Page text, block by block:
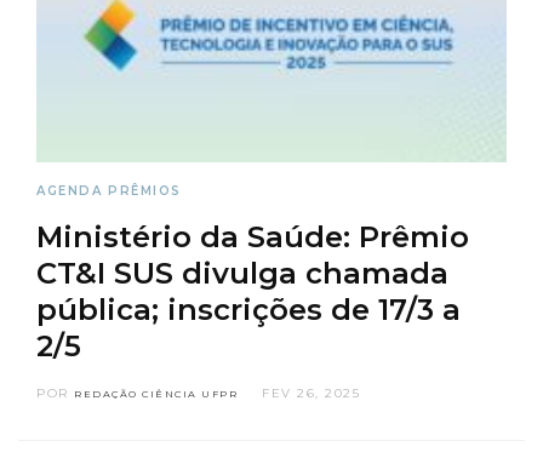
AGENDA PRÊMIOS
Ministério da Saúde: Prêmio
CT&I SUS divulga chamada
pública; inscrições de 17/3 a
2/5
POR REDAÇÃO CIÊNCIA UFPR FEV 26, 2025